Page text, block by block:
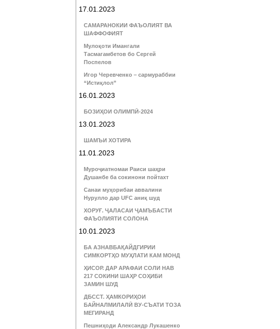
17.01.2023
САМАРАНОКИИ ФАЪОЛИЯТ ВА
ШАФФОФИЯТ
Мулоқоти Имангали
Тасмагамбетов бо Сергей
Поспелов
Игор Черевченко – сармураббии
“Истиқлол”
16.01.2023
БОЗИҲОИ ОЛИМПӢ-2024
13.01.2023
ШАМЪИ ХОТИРА
11.01.2023
Муроҷиатномаи Раиси шаҳри
Душанбе ба сокинони пойтахт
Санаи муҳорибаи аввалини
Нурулло дар UFC аниқ шуд
ХОРУҒ. ҶАЛАСАИ ҶАМЪБАСТИ
ФАЪОЛИЯТИ СОЛОНА
10.01.2023
БА АЗНАВБАҚАЙДГИРИИ
СИМКОРТҲО МУҲЛАТИ КАМ МОНД
ҲИСОР. ДАР АРАФАИ СОЛИ НАВ
217 СОКИНИ ШАҲР СОҲИБИ
ЗАМИН ШУД
ДБССТ. ҲАМКОРИҲОИ
БАЙНАЛМИЛАЛӢ ВУ-СЪАТИ ТОЗА
МЕГИРАНД
Пешниҳоди Александр Лукашенко